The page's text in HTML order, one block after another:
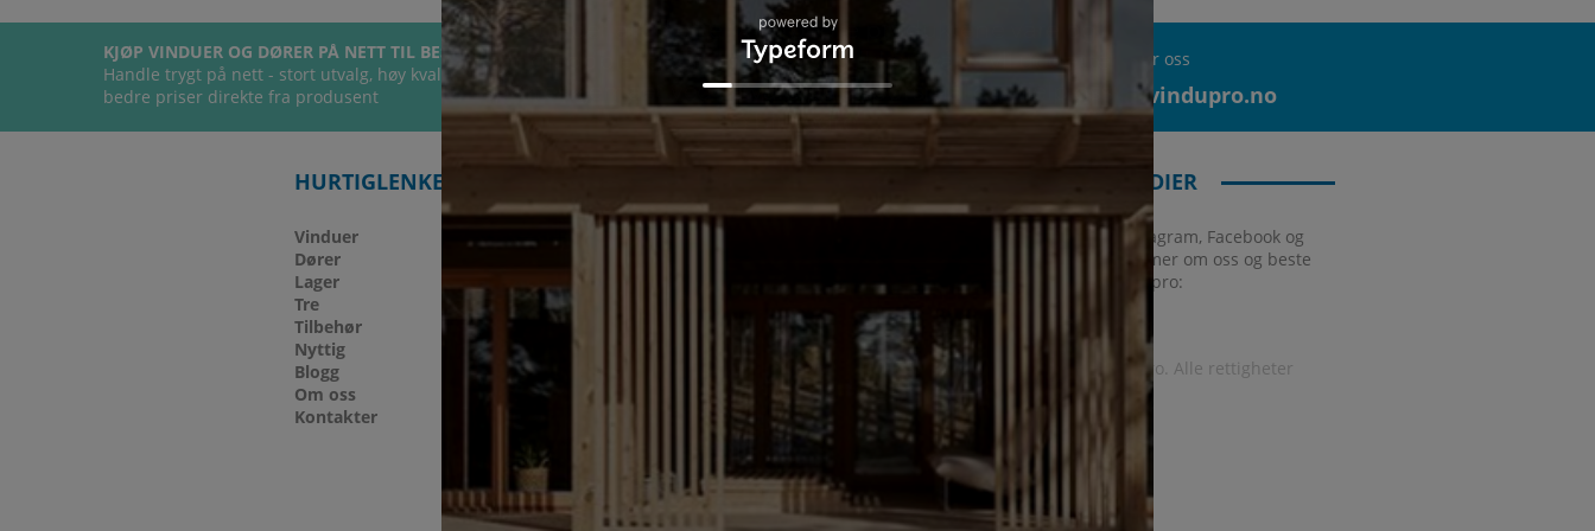
KJØP VINDUER OG DØRER PÅ NETT TIL BESTE PRIS
Handle trygt på nett - stort utvalg, høy kvalitet og
bedre priser direkte fra produsent
RASK LEVERING AV VINDUER OG DØRER
Levering i hele Norge innen 3-5 uker
Spør oss
info@vindupro.no
HURTIGLENKER
Vinduer
Dører
Lager
Tre
Tilbehør
Nyttig
Blogg
Om oss
Kontakter
info@vindupro.no
923269258
Tollbugata 8, 6002 Ålesund
SOSIALE MEDIER
Følg oss på Instagram, Facebook og
Twitter. Få vite mer om oss og beste
tilbud fra Vindupro:
© 2026, Vindupro. Alle rettigheter
reservert.